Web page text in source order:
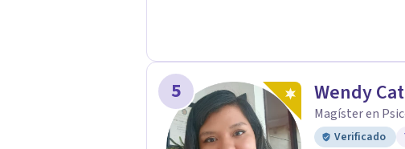
5 Wendy
Magíster en
Verificado